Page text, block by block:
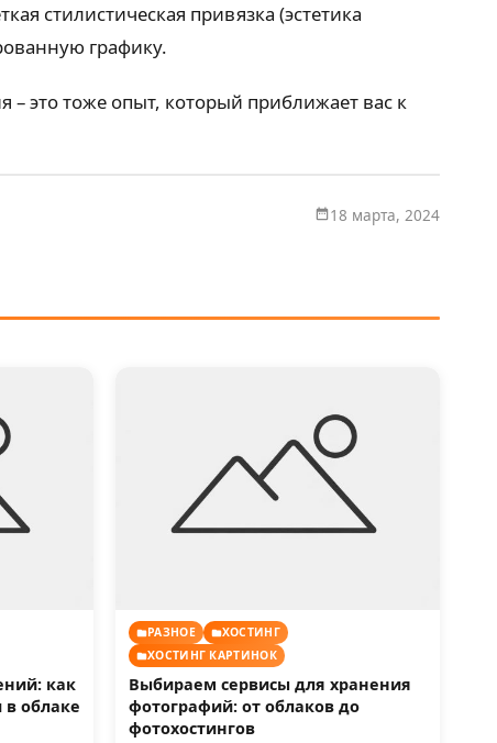
стилистическая привязка (эстетика
графику.
это тоже опыт, который приближает вас к
18 марта, 2024
как
в облаке
РАЗНОЕ
ХОСТИНГ
ХОСТИНГ КАРТИНОК
Выбираем сервисы для хранения
фотографий: от облаков до
фотохостингов